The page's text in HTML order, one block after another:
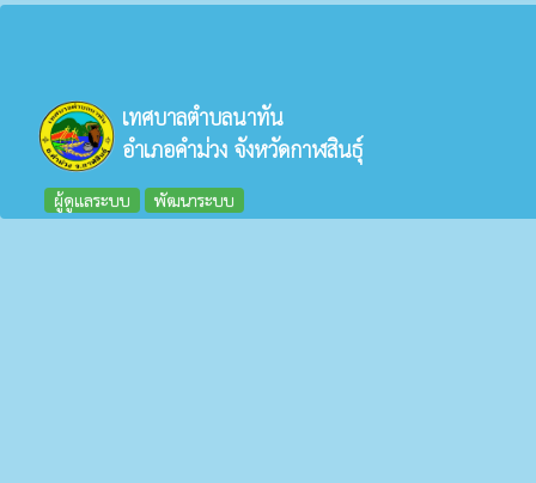
เทศบาลตำบลนาทัน
อำเภอคำม่วง จังหวัดกาฬสินธุ์
ผู้ดูแลระบบ พัฒนาระบบ